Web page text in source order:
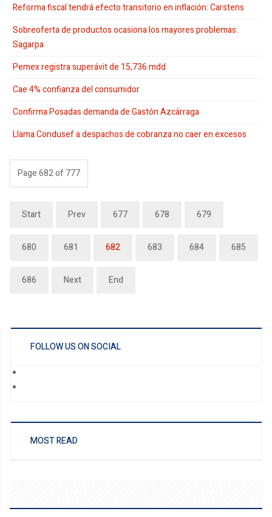
Reforma fiscal tendrá efecto transitorio en inflación: Carstens
Sobreoferta de productos ocasiona los mayores problemas:
Sagarpa
Pemex registra superávit de 15,736 mdd
Cae 4% confianza del consumidor
Confirma Posadas demanda de Gastón Azcárraga
Llama Condusef a despachos de cobranza no caer en excesos
Page 682 of 777
Start Prev 677 678 679
680 681 682 683 684 685
686 Next End
FOLLOW US ON SOCIAL
MOST READ